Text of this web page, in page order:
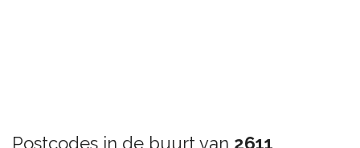
Postcodes in de buurt van 2611